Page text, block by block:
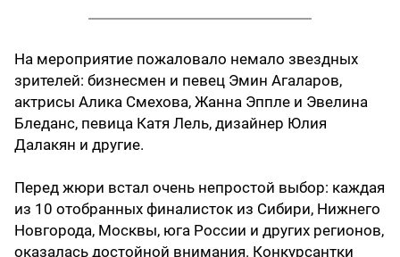
На мероприятие пожаловало немало звездных
зрителей: бизнесмен и певец Эмин Агаларов,
актрисы Алика Смехова, Жанна Эппле и Эвелина
Бледанс, певица Катя Лель, дизайнер Юлия
Далакян и другие.
Перед жюри встал очень непростой выбор: каждая
из 10 отобранных финалисток из Сибири, Нижнего
Новгорода, Москвы, юга России и других регионов,
оказалась достойной внимания. Конкурсантки